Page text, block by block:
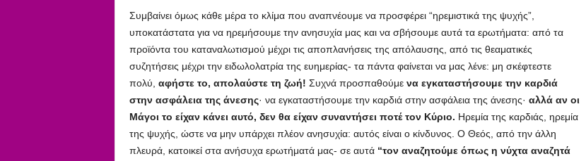
Συμβαίνει όμως κάθε μέρα το κλίμα που αναπνέουμε να προσφέρει “ηρεμιστικά της ψυχής”,
υποκατάστατα για να ηρεμήσουμε την ανησυχία μας και να σβήσουμε αυτά τα ερωτήματα: από τα
προϊόντα του καταναλωτισμού μέχρι τις αποπλανήσεις της απόλαυσης, από τις θεαματικές
συζητήσεις μέχρι την ειδωλολατρία της ευημερίας- τα πάντα φαίνεται να μας λένε: μη σκέφτεστε
πολύ, αφήστε το, απολαύστε τη ζωή! Συχνά προσπαθούμε να εγκαταστήσουμε την καρδιά
στην ασφάλεια της άνεσης· να εγκαταστήσουμε την καρδιά στην ασφάλεια της άνεσης· αλλά αν οι
Μάγοι το είχαν κάνει αυτό, δεν θα είχαν συναντήσει ποτέ τον Κύριο. Ηρεμία της καρδιάς, ηρεμία
της ψυχής, ώστε να μην υπάρχει πλέον ανησυχία: αυτός είναι ο κίνδυνος. Ο Θεός, από την άλλη
πλευρά, κατοικεί στα ανήσυχα ερωτήματά μας- σε αυτά “τον αναζητούμε όπως η νύχτα αναζητά